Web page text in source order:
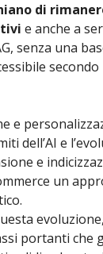
di
e anche a
senza una
e
dell’AI e
e
un
portanti che